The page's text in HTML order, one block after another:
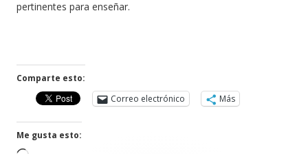
pertinentes para enseñar.
Comparte esto:
Correo electrónico
Más
Me gusta esto: